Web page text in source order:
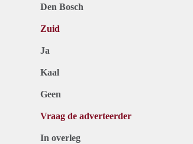
Den Bosch
Zuid
Ja
Kaal
Geen
Vraag de adverteerder
In overleg